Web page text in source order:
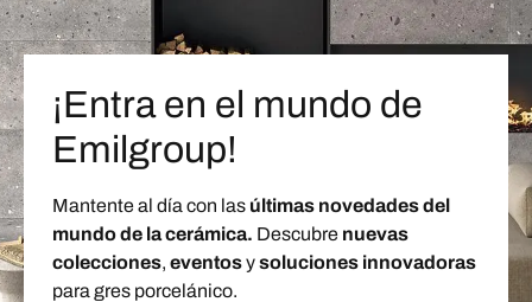
¡Entra en el mundo de
Emilgroup!
Mantente al día con las últimas novedades del
mundo de la cerámica. Descubre nuevas
colecciones, eventosysoluciones innovadoras
para gres porcelánico.